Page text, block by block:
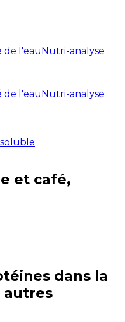
de l'eauNutri-analyse
de l'eauNutri-analyse
et café,
dans la
autres